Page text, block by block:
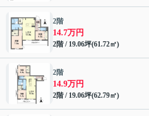
2階
14.7万円
2階 / 19.06坪(61.72㎡)
2階
14.9万円
2階 / 19.06坪(62.79㎡)